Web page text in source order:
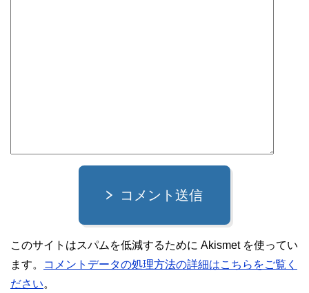
コメント送信
このサイトはスパムを低減するために Akismet を使ってい
ます。
コメントデータの処理方法の詳細はこちらをご覧く
ださい。